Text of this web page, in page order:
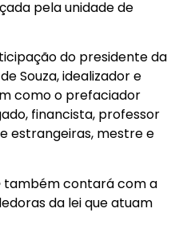
pela unidade de
do presidente da
Souza, idealizador e
como o prefaciador
financista, professor
estrangeiras, mestre e
também contará com a
da lei que atuam